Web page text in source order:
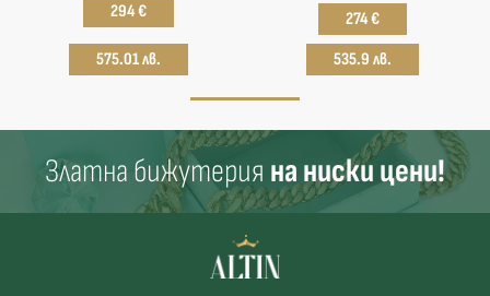
294 €
575.01 лв.
274 €
535.9 лв.
Златна бижутерия на ниски цени!